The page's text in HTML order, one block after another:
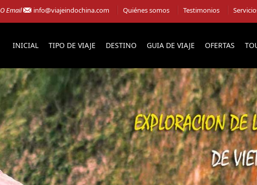
O Email info@viajeindochina.com Quiénes somos Testimonios
INICIAL TIPO DE VIAJE DESTINO GUIA DE VIAJE OFERTAS